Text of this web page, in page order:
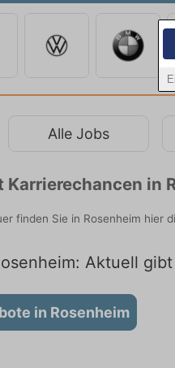
Alle Jobs
in
finden Sie in Rosenheim
Aktuell
in Rosenheim